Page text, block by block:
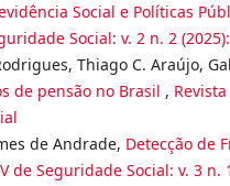
Social e Políticas
Social: v. 2 n. 2
Thiago C. Araújo,
de pensão no Brasil ,
de Andrade, Detecção de
de Seguridade Social: v. 3